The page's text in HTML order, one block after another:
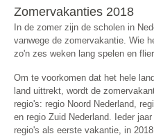
Zomervakanties 2018
In de zomer zijn de scholen in
vanwege de zomervakantie. Wie
zo'n zes weken lang spelen en
Om te voorkomen dat het hele
land uittrekt, wordt de
regio's: regio Noord Nederland,
en regio Zuid Nederland. Ieder
regio's als eerste vakantie, in